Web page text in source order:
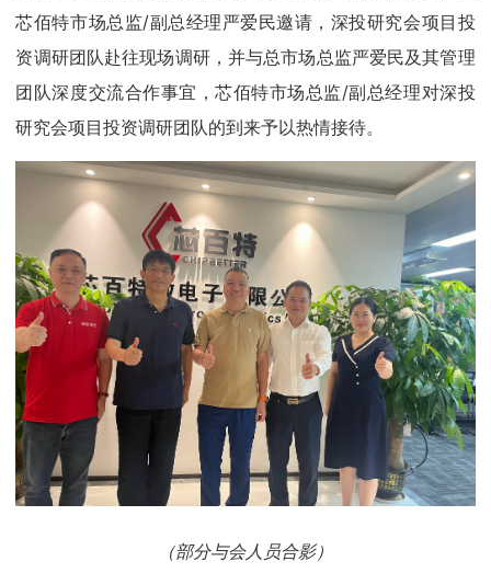
芯佰特市场总监/副总经理严爱民邀请，深投研究会项目投
资调研团队赴往现场调研，并与总市场总监严爱民及其管理
团队深度交流合作事宜，芯佰特市场总监/副总经理对深投
研究会项目投资调研团队的到来予以热情接待。
（部分与会人员合影）